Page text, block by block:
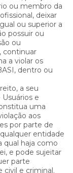
ou membro da
deixar
ou superior a
possuir ou
ou
continuar
a violar os
dentro ou
a seu
e
uma
aos
por parte de
entidade
qual haja como
e pode sujeitar
parte
civil e criminal.